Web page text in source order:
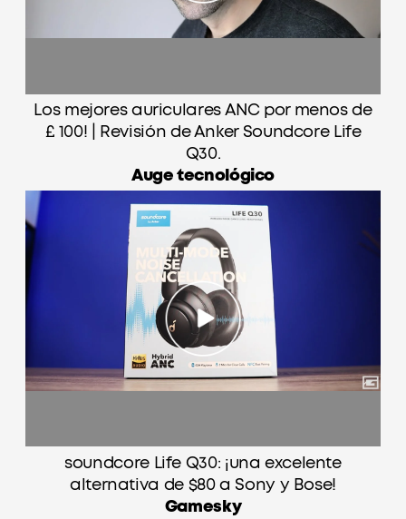
Los mejores auriculares ANC por menos de
£ 100! | Revisión de Anker Soundcore Life
Q30.
Auge tecnológico
soundcore Life Q30: ¡una excelente
alternativa de $80 a Sony y Bose!
Gamesky